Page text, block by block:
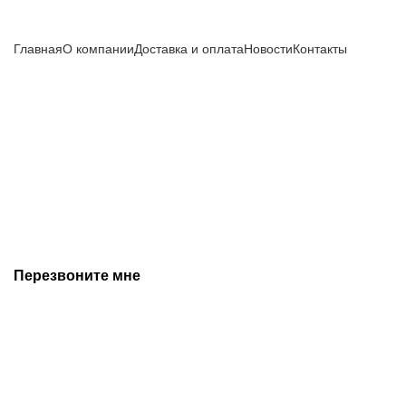
ГлавнаяО компанииДоставка и оплатаНовостиКонтакты
Перезвоните мне